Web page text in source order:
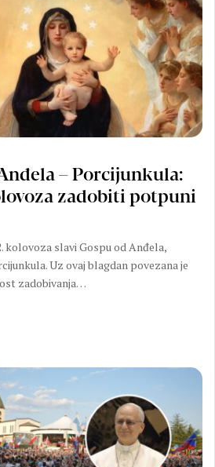
– Porcijunkula:
zadobiti potpuni
kolovoza slavi Gospu od Anđela,
Uz ovaj blagdan povezana je
zadobivanja…